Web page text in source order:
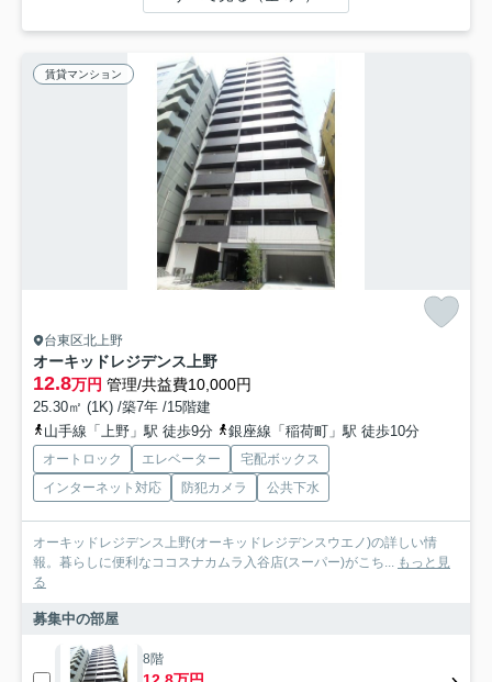
賃貸マンション
台東区北上野
オーキッドレジデンス上野
12.8万円 管理/共益費10,000円
25.30㎡ (1K) /築7年 /15階建
山手線「上野」駅 徒歩9分
銀座線「稲荷町」駅 徒歩10分
オートロック エレベーター
宅配ボックス
インターネット対応
防犯カメラ 公共下水
オーキッドレジデンス上野(オーキッドレジデンスウエノ)の詳しい情
報。暮らしに便利なココスナカムラ入谷店(スーパー)がこち...
もっと見
る
募集中の部屋
8階